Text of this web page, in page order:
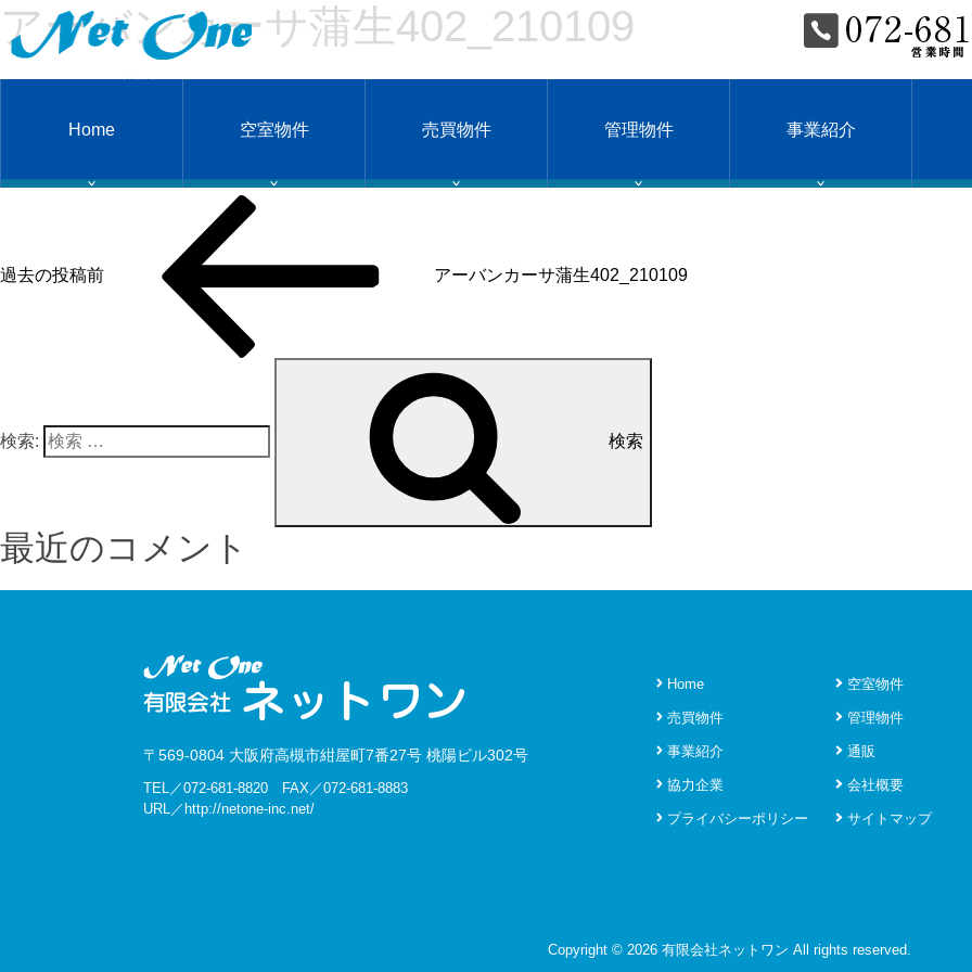
Home 空室物件 売買物件 管理物件 事業紹介
アーバンカーサ蒲生402_210109
過去の投稿前 アーバンカーサ蒲生402_210109
検索: 検索
最近のコメント
〒569-0804 大阪府高槻市紺屋町7番27号 桃陽ビル302号
TEL／072-681-8820 FAX／072-681-8883
URL／http://netone-inc.net/
Home 空室物件
売買物件 管理物件
事業紹介 通販
協力企業 会社概要
プライバシーポリシー サイトマップ
Copyright © 2026 有限会社ネットワン All rights reserved.